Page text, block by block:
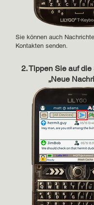
Sie können auch
Kontakten senden.
2. Tippen Sie auf
„Neue